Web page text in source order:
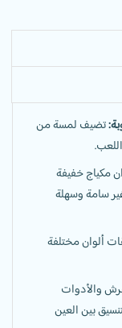
تضيف لمسة من
مكياج خفيفة
سامة وسهلة
ألوان مختلفة
والأدوات
بين العين